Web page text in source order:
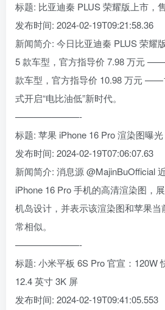
标题: 比亚迪秦 PLUS 荣耀版上市，
发布时间: 2024-02-19T09:21:58.36
新闻简介: 今日比亚迪秦 PLUS 荣耀
5 款车型，官方指导价 7.98 万元
款车型，官方指导价 10.98 万元
式开启“电比油低”新时代。
———————-
标题: 苹果 iPhone 16 Pro 渲染图曝
发布时间: 2024-02-19T07:06:07.63
新闻简介: 消息源 @MajinBuOfficial
iPhone 16 Pro 手机的高清渲染图，
机岛设计，并表示该渲染图和苹果
常相似。
———————-
标题: 小米平板 6S Pro 官宣：120W
12.4 英寸 3K 屏
发布时间: 2024-02-19T09:41:05.553